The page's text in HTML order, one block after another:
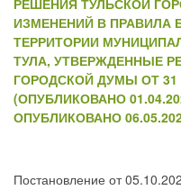
ИЗМЕНЕНИЙ В ПРАВИЛА
ТЕРРИТОРИИ
ТУЛА, УТВЕРЖДЕННЫЕ
ГОРОДСКОЙ ДУМЫ ОТ 31
(ОПУБЛИКОВАНО
ОПУБЛИКОВАНО
Постановление от